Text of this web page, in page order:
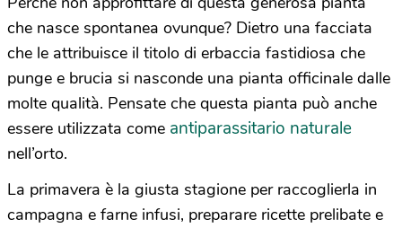
che nasce spontanea ovunque? Dietro una facciata
che le attribuisce il titolo di erbaccia fastidiosa che
punge e brucia si nasconde una pianta officinale dalle
molte qualità. Pensate che questa pianta può anche
essere utilizzata come antiparassitario naturale
nell’orto.
La primavera è la giusta stagione per raccoglierla in
campagna e farne infusi, preparare ricette prelibate e